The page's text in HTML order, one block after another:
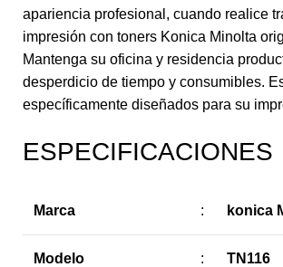
apariencia profesional, cuando realice
impresión con toners Konica Minolta
Mantenga su oficina y residencia
desperdicio de tiempo y consumibles.
específicamente diseñados para su
ESPECIFICACIONES
Marca : konica
Modelo : TN116